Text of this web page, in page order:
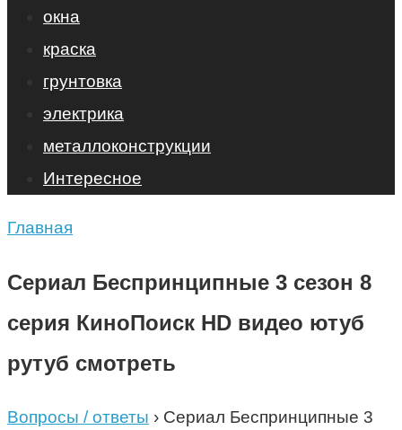
окна
краска
грунтовка
электрика
металлоконструкции
Интересное
Главная
Сериал Беспринципные 3 сезон 8
серия КиноПоиск HD видео ютуб
рутуб смотреть
Вопросы / ответы › Сериал Беспринципные 3